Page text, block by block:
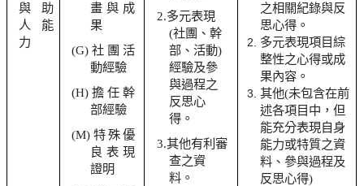
與助
人能
力
畫與成
果
(G) 社團活
動經驗
(H) 擔任幹
部經驗
(M) 特殊優
良表現
證明
2.多元表現
(社團、幹
部、活動)
經驗及參
與過程之
反思心
得。
3.其他有利審
查之資
料。
之相關紀錄與反
思心得。
多元表現項目綜
整性之心得或成
果內容。
其他(未包含在前
述各項目中，但
能充分表現自身
能力或特質之資
料、參與過程及
反思心得)